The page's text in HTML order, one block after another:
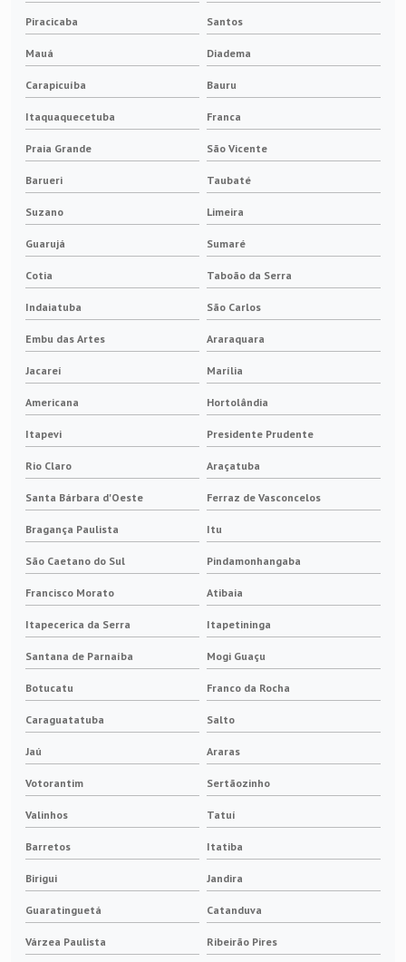
Pino isolador
Porta escova motor cc
Porta escova para anel coletor
Porta escova para motor elétrico
Porta escovas para motores
Reforma de contatos elétricos
Terminal elétrico
Anéis coletores motores elétricos
Anel coletor para gerador
Anel coletor para gerador eólico
Escova de carvão industrial
Escova de carvão sob medida
Escova para gerador
Escova para gerador de energia
Escova para tacogerador
Escovas de carvão onde comprar
Escovas para anel coletor
Anel coletor porta escova
Isoladores elétricos baixa tensão
Isoladores elétricos de alta tensão
Piracicaba Santos
Mauá Diadema
Carapicuíba Bauru
Itaquaquecetuba Franca
Praia Grande São Vicente
Barueri Taubaté
Suzano Limeira
Guarujá Sumaré
Cotia Taboão da Serra
Indaiatuba São Carlos
Embu das Artes Araraquara
Jacareí Marília
Americana Hortolândia
Itapevi Presidente Prudente
Rio Claro Araçatuba
Santa Bárbara d'Oeste Ferraz de Vasconcelos
Bragança Paulista Itu
São Caetano do Sul Pindamonhangaba
Francisco Morato Atibaia
Itapecerica da Serra Itapetininga
Santana de Parnaíba Mogi Guaçu
Botucatu Franco da Rocha
Caraguatatuba Salto
Jaú Araras
Votorantim Sertãozinho
Valinhos Tatuí
Barretos Itatiba
Birigui Jandira
Guaratinguetá Catanduva
Várzea Paulista Ribeirão Pires